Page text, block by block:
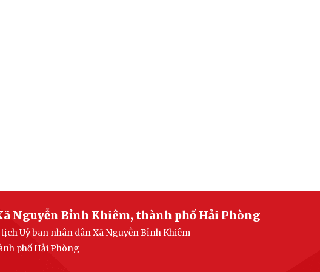
Nguyễn Bỉnh Khiêm, thành phố Hải Phòng
Uỷ ban nhân dân Xã Nguyễn Bỉnh Khiêm
phố Hải Phòng